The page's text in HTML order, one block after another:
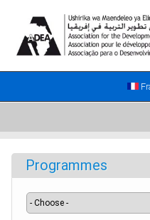
Programmes